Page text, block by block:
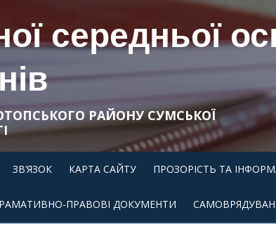
середньої
РАЙОНУ СУМСЬКОЇ
ЗВ’ЯЗОК КАРТА САЙТУ ПРОЗОРІСТЬ ТА
ПРАВОВІ ДОКУМЕНТИ